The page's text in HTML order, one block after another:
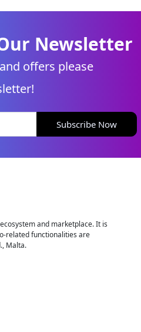
Newsletter
offers please
Subscribe Now
and marketplace. It is
related functionalities are
Malta.